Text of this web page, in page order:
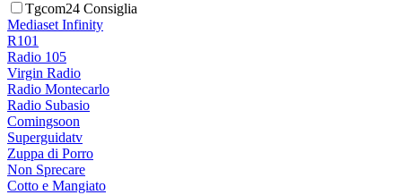
Tgcom24 Consiglia
Mediaset Infinity
R101
Radio 105
Virgin Radio
Radio Montecarlo
Radio Subasio
Comingsoon
Superguidatv
Zuppa di Porro
Non Sprecare
Cotto e Mangiato